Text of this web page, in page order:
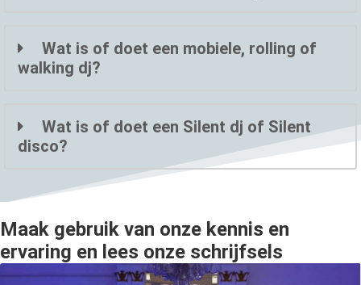
Wat is of doet een mobiele, rolling of
walking dj?
Wat is of doet een Silent dj of Silent
disco?
Maak gebruik van onze kennis en
ervaring en lees onze schrijfsels